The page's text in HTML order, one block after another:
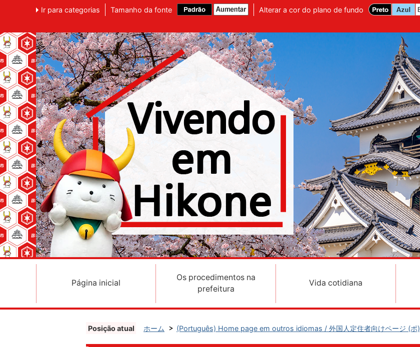
Ir para categorias Tamanho da fonte Alterar a cor do plano de fundo
Página inicial
Os procedimentos na
prefeitura
Vida cotidiana
Posição atual ホーム (Português) Home page em outros idiomas / 外国人定住者向けページ (ポ)